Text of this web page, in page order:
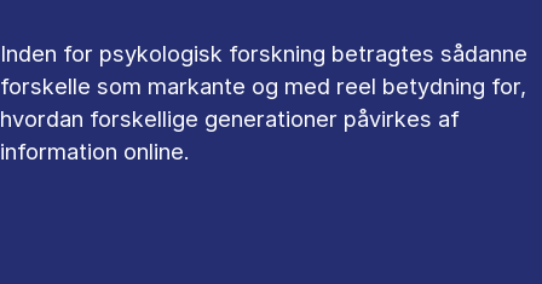
Inden for psykologisk forskning betragtes sådanne
forskelle som markante og med reel betydning for,
hvordan forskellige generationer påvirkes af
information online.